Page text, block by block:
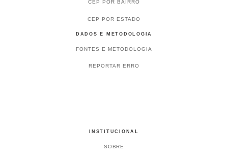
CEP POR BAIRRO
CEP POR ESTADO
DADOS E METODOLOGIA
FONTES E METODOLOGIA
REPORTAR ERRO
INSTITUCIONAL
SOBRE